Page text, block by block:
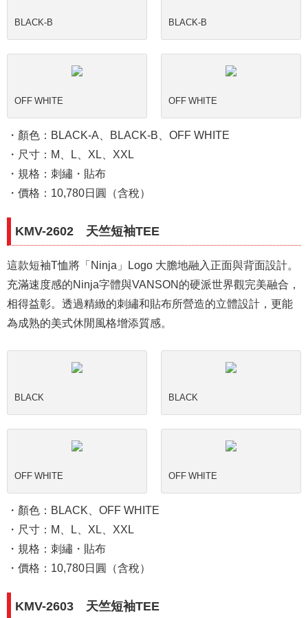
BLACK-B BLACK-B
OFF WHITE OFF WHITE
・顏色：BLACK-A、BLACK-B、OFF WHITE
・尺寸：M、L、XL、XXL
・規格：刺繡・貼布
・價格：10,780日圓（含稅）
KMV-2602 天竺短袖TEE
這款短袖T恤將「Ninja」Logo 大膽地融入正面與背面設計。
充滿速度感的Ninja字體與VANSON的硬派世界觀完美融合，
相得益彰。透過精緻的刺繡和貼布所營造的立體設計，更能
為成熟的美式休閒風格增添質感。
BLACK BLACK
OFF WHITE OFF WHITE
・顏色：BLACK、OFF WHITE
・尺寸：M、L、XL、XXL
・規格：刺繡・貼布
・價格：10,780日圓（含稅）
KMV-2603 天竺短袖TEE